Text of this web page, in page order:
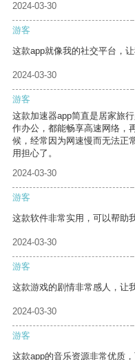
2024-03-30
游客
这款app就像我的社交平台，
2024-03-30
游客
这款加速器app简直是居家旅
作办公，都能畅享高速网络，
候，经常因为网速慢而无法正
用担心了。
2024-03-30
游客
这款软件非常实用，可以帮助
2024-03-30
游客
这款游戏的剧情非常感人，让
2024-03-30
游客
这款app的音乐资源非常优质